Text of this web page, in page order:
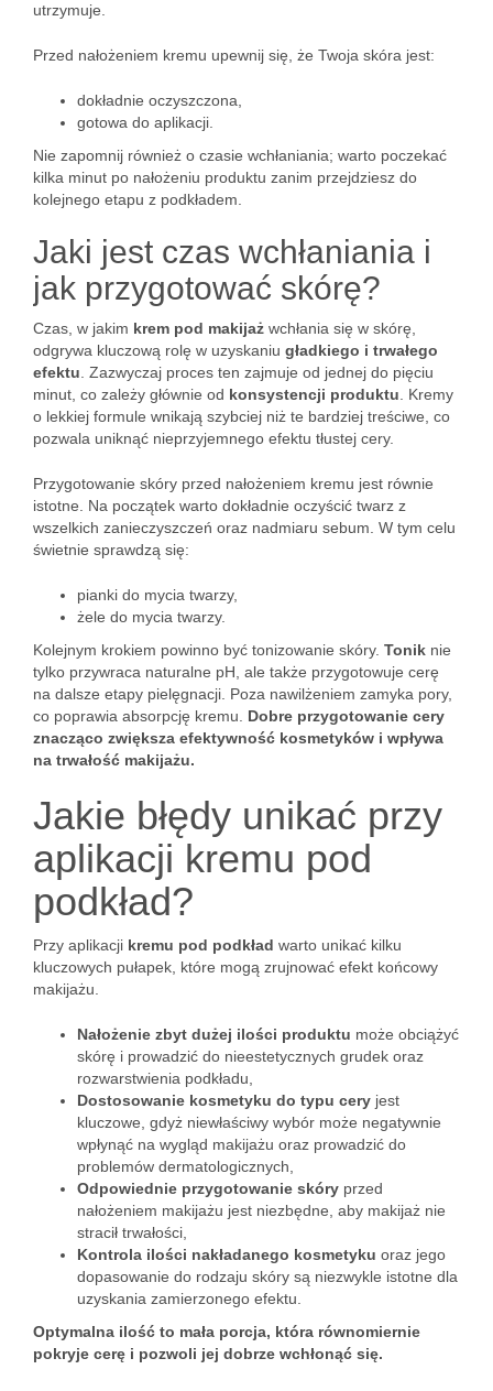
utrzymuje.
Przed nałożeniem kremu upewnij się, że Twoja skóra jest:
dokładnie oczyszczona,
gotowa do aplikacji.
Nie zapomnij również o czasie wchłaniania; warto poczekać
kilka minut po nałożeniu produktu zanim przejdziesz do
kolejnego etapu z podkładem.
Jaki jest czas wchłaniania i
jak przygotować skórę?
Czas, w jakim krem pod makijaż wchłania się w skórę,
odgrywa kluczową rolę w uzyskaniu gładkiego i trwałego
efektu . Zazwyczaj proces ten zajmuje od jednej do pięciu
minut, co zależy głównie od konsystencji produktu . Kremy
o lekkiej formule wnikają szybciej niż te bardziej treściwe, co
pozwala uniknąć nieprzyjemnego efektu tłustej cery.
Przygotowanie skóry przed nałożeniem kremu jest równie
istotne. Na początek warto dokładnie oczyścić twarz z
wszelkich zanieczyszczeń oraz nadmiaru sebum. W tym celu
świetnie sprawdzą się:
pianki do mycia twarzy,
żele do mycia twarzy.
Kolejnym krokiem powinno być tonizowanie skóry. Tonik nie
tylko przywraca naturalne pH, ale także przygotowuje cerę
na dalsze etapy pielęgnacji. Poza nawilżeniem zamyka pory,
co poprawia absorpcję kremu. Dobre przygotowanie cery
znacząco zwiększa efektywność kosmetyków i wpływa
na trwałość makijażu.
Jakie błędy unikać przy
aplikacji kremu pod
podkład?
Przy aplikacji kremu pod podkład warto unikać kilku
kluczowych pułapek, które mogą zrujnować efekt końcowy
makijażu.
Nałożenie zbyt dużej ilości produktu może obciążyć
skórę i prowadzić do nieestetycznych grudek oraz
rozwarstwienia podkładu,
Dostosowanie kosmetyku do typu cery jest
kluczowe, gdyż niewłaściwy wybór może negatywnie
wpłynąć na wygląd makijażu oraz prowadzić do
problemów dermatologicznych,
Odpowiednie przygotowanie skóry przed
nałożeniem makijażu jest niezbędne, aby makijaż nie
stracił trwałości,
Kontrola ilości nakładanego kosmetyku oraz jego
dopasowanie do rodzaju skóry są niezwykle istotne dla
uzyskania zamierzonego efektu.
Optymalna ilość to mała porcja, która równomiernie
pokryje cerę i pozwoli jej dobrze wchłonąć się.